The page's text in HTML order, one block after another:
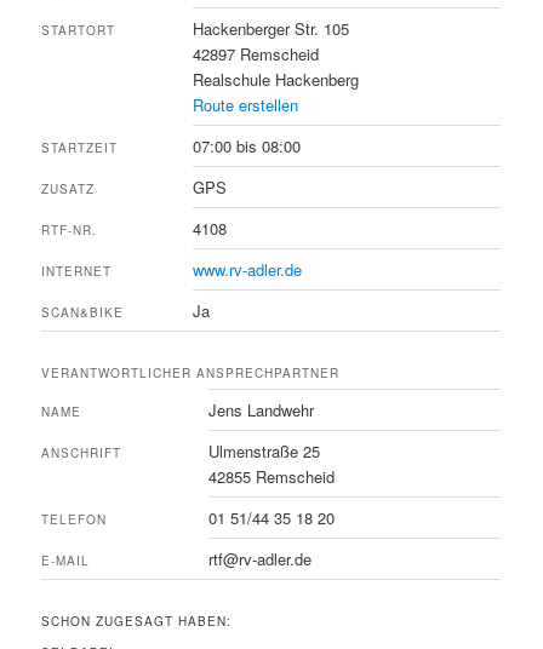
STARTORT
Hackenberger Str. 105
42897 Remscheid
Realschule Hackenberg
Route erstellen
STARTZEIT 07:00 bis 08:00
ZUSATZ GPS
RTF-NR. 4108
INTERNET www.rv-adler.de
SCAN&BIKE Ja
VERANTWORTLICHER ANSPRECHPARTNER
NAME Jens Landwehr
ANSCHRIFT
Ulmenstraße 25
42855 Remscheid
TELEFON 01 51/44 35 18 20
E-MAIL rtf@rv-adler.de
SCHON ZUGESAGT HABEN: